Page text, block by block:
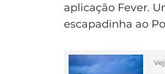
aplicação Fever.
escapadinha ao